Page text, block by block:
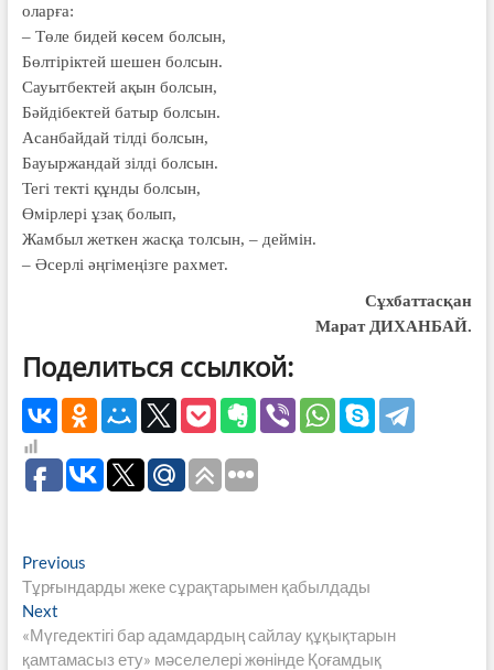
оларға:
– Төле бидей көсем болсын,
Бөлтіріктей шешен болсын.
Сауытбектей ақын болсын,
Бәйдібектей батыр болсын.
Асанбайдай тілді болсын,
Бауыржандай зілді болсын.
Тегі текті құнды болсын,
Өмірлері ұзақ болып,
Жамбыл жеткен жасқа толсын, – деймін.
– Әсерлі әңгімеңізге рахмет.
Сұхбаттасқан
Марат ДИХАНБАЙ.
Поделиться ссылкой:
Навигация
по
записям
PreviousPrevious
post:
Тұрғындарды жеке сұрақтарымен қабылдады
NextNext
post:
«Мүгедектігі бар адамдардың сайлау құқықтарын
қамтамасыз ету» мәселелері жөнінде Қоғамдық